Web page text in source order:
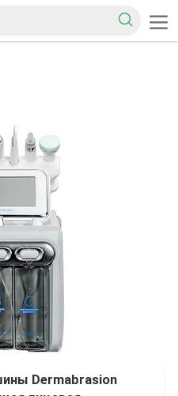
Dermabrasion